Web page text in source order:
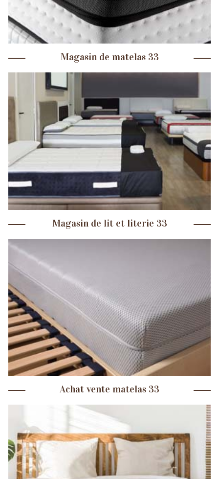
Magasin de matelas 33
Magasin de lit et literie 33
Achat vente matelas 33